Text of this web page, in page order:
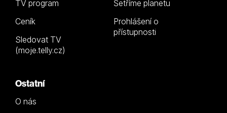
TV program
Ceník
Sledovat TV
(moje.telly.cz)
Šetříme planetu
Prohlášení o
přístupnosti
Ostatní
O nás